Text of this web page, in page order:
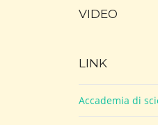
VIDEO
LINK
Accademia di